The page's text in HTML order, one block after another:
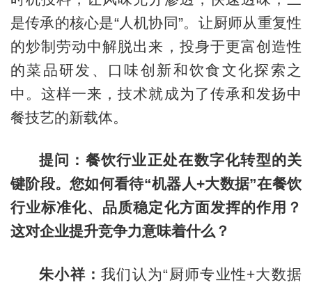
是传承的核心是“人机协同”。让厨师从重复性
的炒制劳动中解脱出来，投身于更富创造性
的菜品研发、口味创新和饮食文化探索之
中。这样一来，技术就成为了传承和发扬中
餐技艺的新载体。
提问：餐饮行业正处在数字化转型的关
键阶段。您如何看待“机器人+大数据”在餐饮
行业标准化、品质稳定化方面发挥的作用？
这对企业提升竞争力意味着什么？
朱小祥：我们认为“厨师专业性+大数据